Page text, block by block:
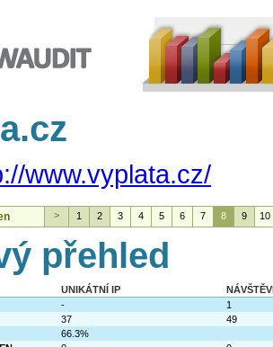
www.vyplata.cz/
> 1 2 3 4 5 6 7 8 9 10
přehled
UNIKÁTNÍ IP
-
1
37
49
66.3%